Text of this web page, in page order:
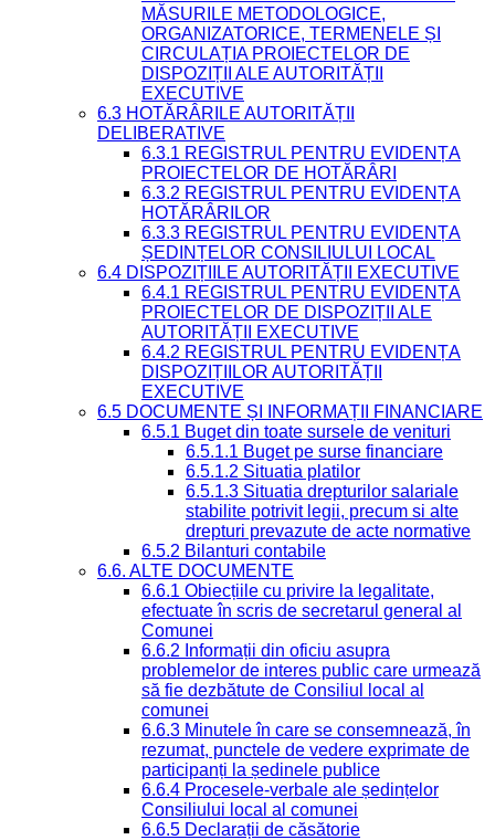
MĂSURILE METODOLOGICE,
ORGANIZATORICE, TERMENELE ȘI
CIRCULAȚIA PROIECTELOR DE
DISPOZIȚII ALE AUTORITĂȚII
EXECUTIVE
6.3 HOTĂRÂRILE AUTORITĂȚII
DELIBERATIVE
6.3.1 REGISTRUL PENTRU EVIDENȚA
PROIECTELOR DE HOTĂRÂRI
6.3.2 REGISTRUL PENTRU EVIDENȚA
HOTĂRÂRILOR
6.3.3 REGISTRUL PENTRU EVIDENȚA
ȘEDINȚELOR CONSILIULUI LOCAL
6.4 DISPOZIȚIILE AUTORITĂȚII EXECUTIVE
6.4.1 REGISTRUL PENTRU EVIDENȚA
PROIECTELOR DE DISPOZIȚII ALE
AUTORITĂȚII EXECUTIVE
6.4.2 REGISTRUL PENTRU EVIDENȚA
DISPOZIȚIILOR AUTORITĂȚII
EXECUTIVE
6.5 DOCUMENTE ȘI INFORMAȚII FINANCIARE
6.5.1 Buget din toate sursele de venituri
6.5.1.1 Buget pe surse financiare
6.5.1.2 Situatia platilor
6.5.1.3 Situatia drepturilor salariale
stabilite potrivit legii, precum si alte
drepturi prevazute de acte normative
6.5.2 Bilanturi contabile
6.6. ALTE DOCUMENTE
6.6.1 Obiecțiile cu privire la legalitate,
efectuate în scris de secretarul general al
Comunei
6.6.2 Informații din oficiu asupra
problemelor de interes public care urmează
să fie dezbătute de Consiliul local al
comunei
6.6.3 Minutele în care se consemnează, în
rezumat, punctele de vedere exprimate de
participanți la ședinele publice
6.6.4 Procesele-verbale ale ședințelor
Consiliului local al comunei
6.6.5 Declarații de căsătorie